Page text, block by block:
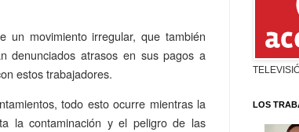
movimiento irregular, que también
denunciados atrasos en sus pagos a
estos trabajadores.
todo esto ocurre mientras la
la contaminación y el peligro de las
LOS